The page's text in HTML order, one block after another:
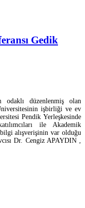
Gedik
düzenlenmiş olan
işbirliği ve ev
Pendik Yerleşkesinde
ile Akademik
alışverişinin var olduğu
Dr. Cengiz APAYDIN ,